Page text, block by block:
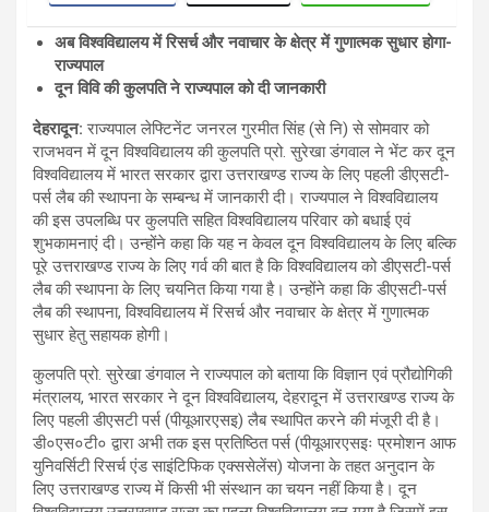
अब विश्वविद्यालय में रिसर्च और नवाचार के क्षेत्र में गुणात्मक सुधार होगा-
राज्यपाल
दून विवि की कुलपति ने राज्यपाल को दी जानकारी
देहरादून:राज्यपाल लेफ्टिनेंट जनरल गुरमीत सिंह (से नि) से सोमवार को
राजभवन में दून विश्वविद्यालय की कुलपति प्रो. सुरेखा डंगवाल ने भेंट कर दून
विश्वविद्यालय में भारत सरकार द्वारा उत्तराखण्ड राज्य के लिए पहली डीएसटी-
पर्स लैब की स्थापना के सम्बन्ध में जानकारी दी। राज्यपाल ने विश्वविद्यालय
की इस उपलब्धि पर कुलपति सहित विश्वविद्यालय परिवार को बधाई एवं
शुभकामनाएं दी। उन्होंने कहा कि यह न केवल दून विश्वविद्यालय के लिए बल्कि
पूरे उत्तराखण्ड राज्य के लिए गर्व की बात है कि विश्वविद्यालय को डीएसटी-पर्स
लैब की स्थापना के लिए चयनित किया गया है। उन्होंने कहा कि डीएसटी-पर्स
लैब की स्थापना, विश्वविद्यालय में रिसर्च और नवाचार के क्षेत्र में गुणात्मक
सुधार हेतु सहायक होगी।
कुलपति प्रो. सुरेखा डंगवाल ने राज्यपाल को बताया कि विज्ञान एवं प्रौद्योगिकी
मंत्रालय, भारत सरकार ने दून विश्वविद्यालय, देहरादून में उत्तराखण्ड राज्य के
लिए पहली डीएसटी पर्स (पीयूआरएसइ) लैब स्थापित करने की मंजूरी दी है।
डी०एस०टी० द्वारा अभी तक इस प्रतिष्ठित पर्स (पीयूआरएसइः प्रमोशन आफ
युनिवर्सिटी रिसर्च एंड साइंटिफिक एक्ससेलेंस) योजना के तहत अनुदान के
लिए उत्तराखण्ड राज्य में किसी भी संस्थान का चयन नहीं किया है। दून